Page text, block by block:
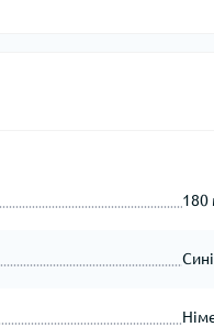
180